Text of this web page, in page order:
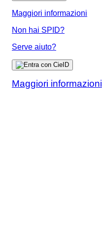
Maggiori informazioni
Non hai SPID?
Serve aiuto?
Maggiori informazioni